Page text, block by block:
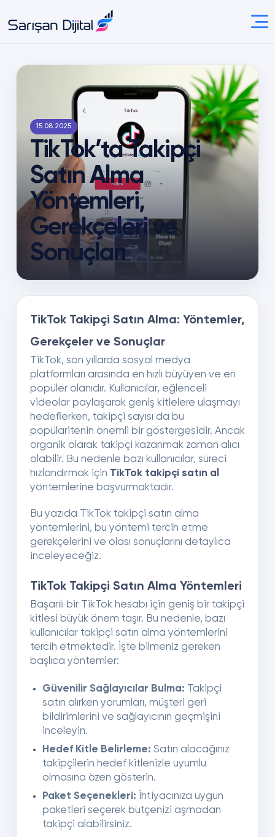
15.08.2025
TikTok’ta Takipçi
Satın Alma
Yöntemleri,
Gerekçeleri ve
Sonuçları
TikTok Takipçi Satın Alma: Yöntemler,
Gerekçeler ve Sonuçlar
TikTok, son yıllarda sosyal medya
platformları arasında en hızlı büyüyen ve en
popüler olanıdır. Kullanıcılar, eğlenceli
videolar paylaşarak geniş kitlelere ulaşmayı
hedeflerken, takipçi sayısı da bu
popülaritenin önemli bir göstergesidir. Ancak
organik olarak takipçi kazanmak zaman alıcı
olabilir. Bu nedenle bazı kullanıcılar, süreci
hızlandırmak için TikTok takipçi satın al
yöntemlerine başvurmaktadır.
Bu yazıda TikTok takipçi satın alma
yöntemlerini, bu yöntemi tercih etme
gerekçelerini ve olası sonuçlarını detaylıca
inceleyeceğiz.
TikTok Takipçi Satın Alma Yöntemleri
Başarılı bir TikTok hesabı için geniş bir takipçi
kitlesi büyük önem taşır. Bu nedenle, bazı
kullanıcılar takipçi satın alma yöntemlerini
tercih etmektedir. İşte bilmeniz gereken
başlıca yöntemler:
Güvenilir Sağlayıcılar Bulma: Takipçi
satın alırken yorumları, müşteri geri
bildirimlerini ve sağlayıcının geçmişini
inceleyin.
Hedef Kitle Belirleme: Satın alacağınız
takipçilerin hedef kitlenizle uyumlu
olmasına özen gösterin.
Paket Seçenekleri: İhtiyacınıza uygun
paketleri seçerek bütçenizi aşmadan
takipçi alabilirsiniz.